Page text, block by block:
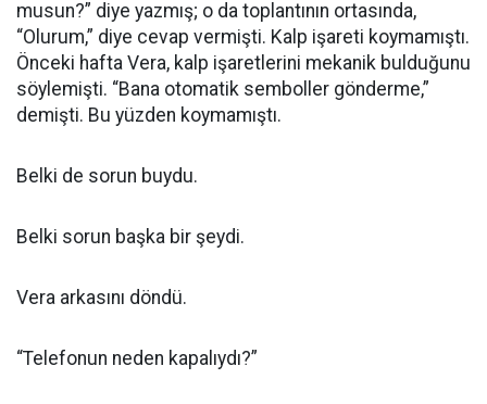
musun?” diye yazmış; o da toplantının ortasında,
“Olurum,” diye cevap vermişti. Kalp işareti koymamıştı.
Önceki hafta Vera, kalp işaretlerini mekanik bulduğunu
söylemişti. “Bana otomatik semboller gönderme,”
demişti. Bu yüzden koymamıştı.
Belki de sorun buydu.
Belki sorun başka bir şeydi.
Vera arkasını döndü.
“Telefonun neden kapalıydı?”